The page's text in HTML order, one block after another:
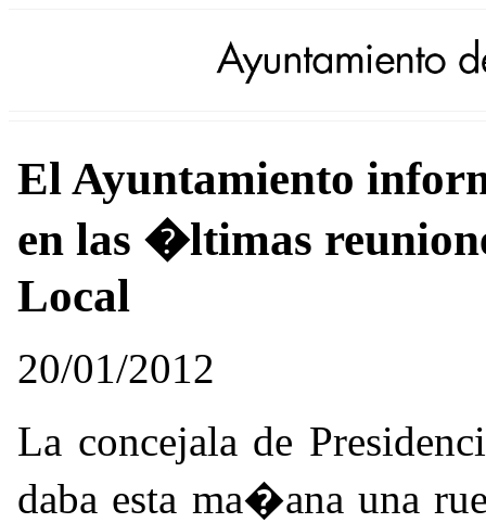
El Ayuntamiento
en las �ltimas
Local
20/01/2012
La concejala de
daba esta ma�ana una